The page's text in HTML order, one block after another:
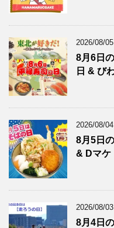
2026/08/05
8月6日
日 & び
2026/08/04
8月5日
& Dマケ
2026/08/03
8月4日